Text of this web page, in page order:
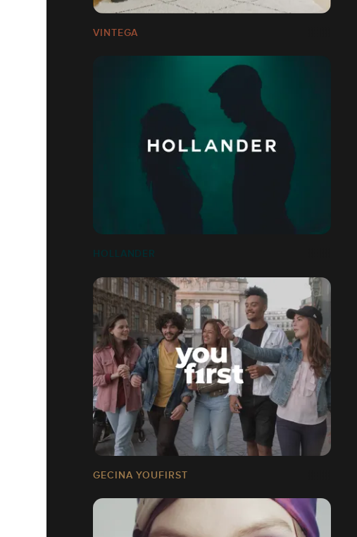
VINTEGA
HOLLANDER
GECINA YOUFIRST